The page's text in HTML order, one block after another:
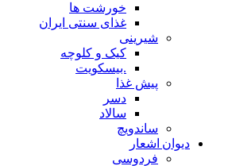
خورشت ها
غذای سنتی ایران
شیرینی
کیک و کلوچه
.بیسکویت
پیش غذا
دسر
سالاد
ساندویچ
دیوان اشعار
فردوسی